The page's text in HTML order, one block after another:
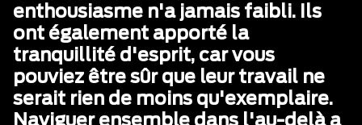
enthousiasme n'a jamais faibli. Ils
ont également apporté la
tranquillité d'esprit, car vous
pouviez être sûr que leur travail ne
serait rien de moins qu'exemplaire.
Naviguer ensemble dans l'au-delà a